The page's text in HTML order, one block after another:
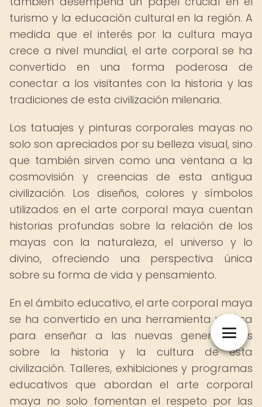
turismo y la educación cultural en la región. A
medida que el interés por la cultura maya
crece a nivel mundial, el arte corporal se ha
convertido en una forma poderosa de
conectar a los visitantes con la historia y las
tradiciones de esta civilización milenaria.
Los tatuajes y pinturas corporales mayas no
solo son apreciados por su belleza visual, sino
que también sirven como una ventana a la
cosmovisión y creencias de esta antigua
civilización. Los diseños, colores y símbolos
utilizados en el arte corporal maya cuentan
historias profundas sobre la relación de los
mayas con la naturaleza, el universo y lo
divino, ofreciendo una perspectiva única
sobre su forma de vida y pensamiento.
En el ámbito educativo, el arte corporal maya
se ha convertido en una herramienta valiosa
para enseñar a las nuevas generaciones
sobre la historia y la cultura de esta
civilización. Talleres, exhibiciones y programas
educativos que abordan el arte corporal
maya no solo fomentan el respeto por las